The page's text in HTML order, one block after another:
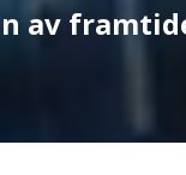
av